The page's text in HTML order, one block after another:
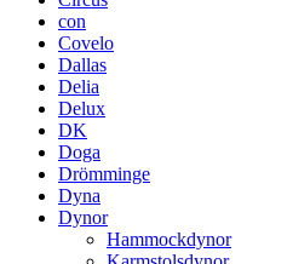
con
Covelo
Dallas
Delia
Delux
DK
Doga
Drömminge
Dyna
Dynor
Hammockdynor